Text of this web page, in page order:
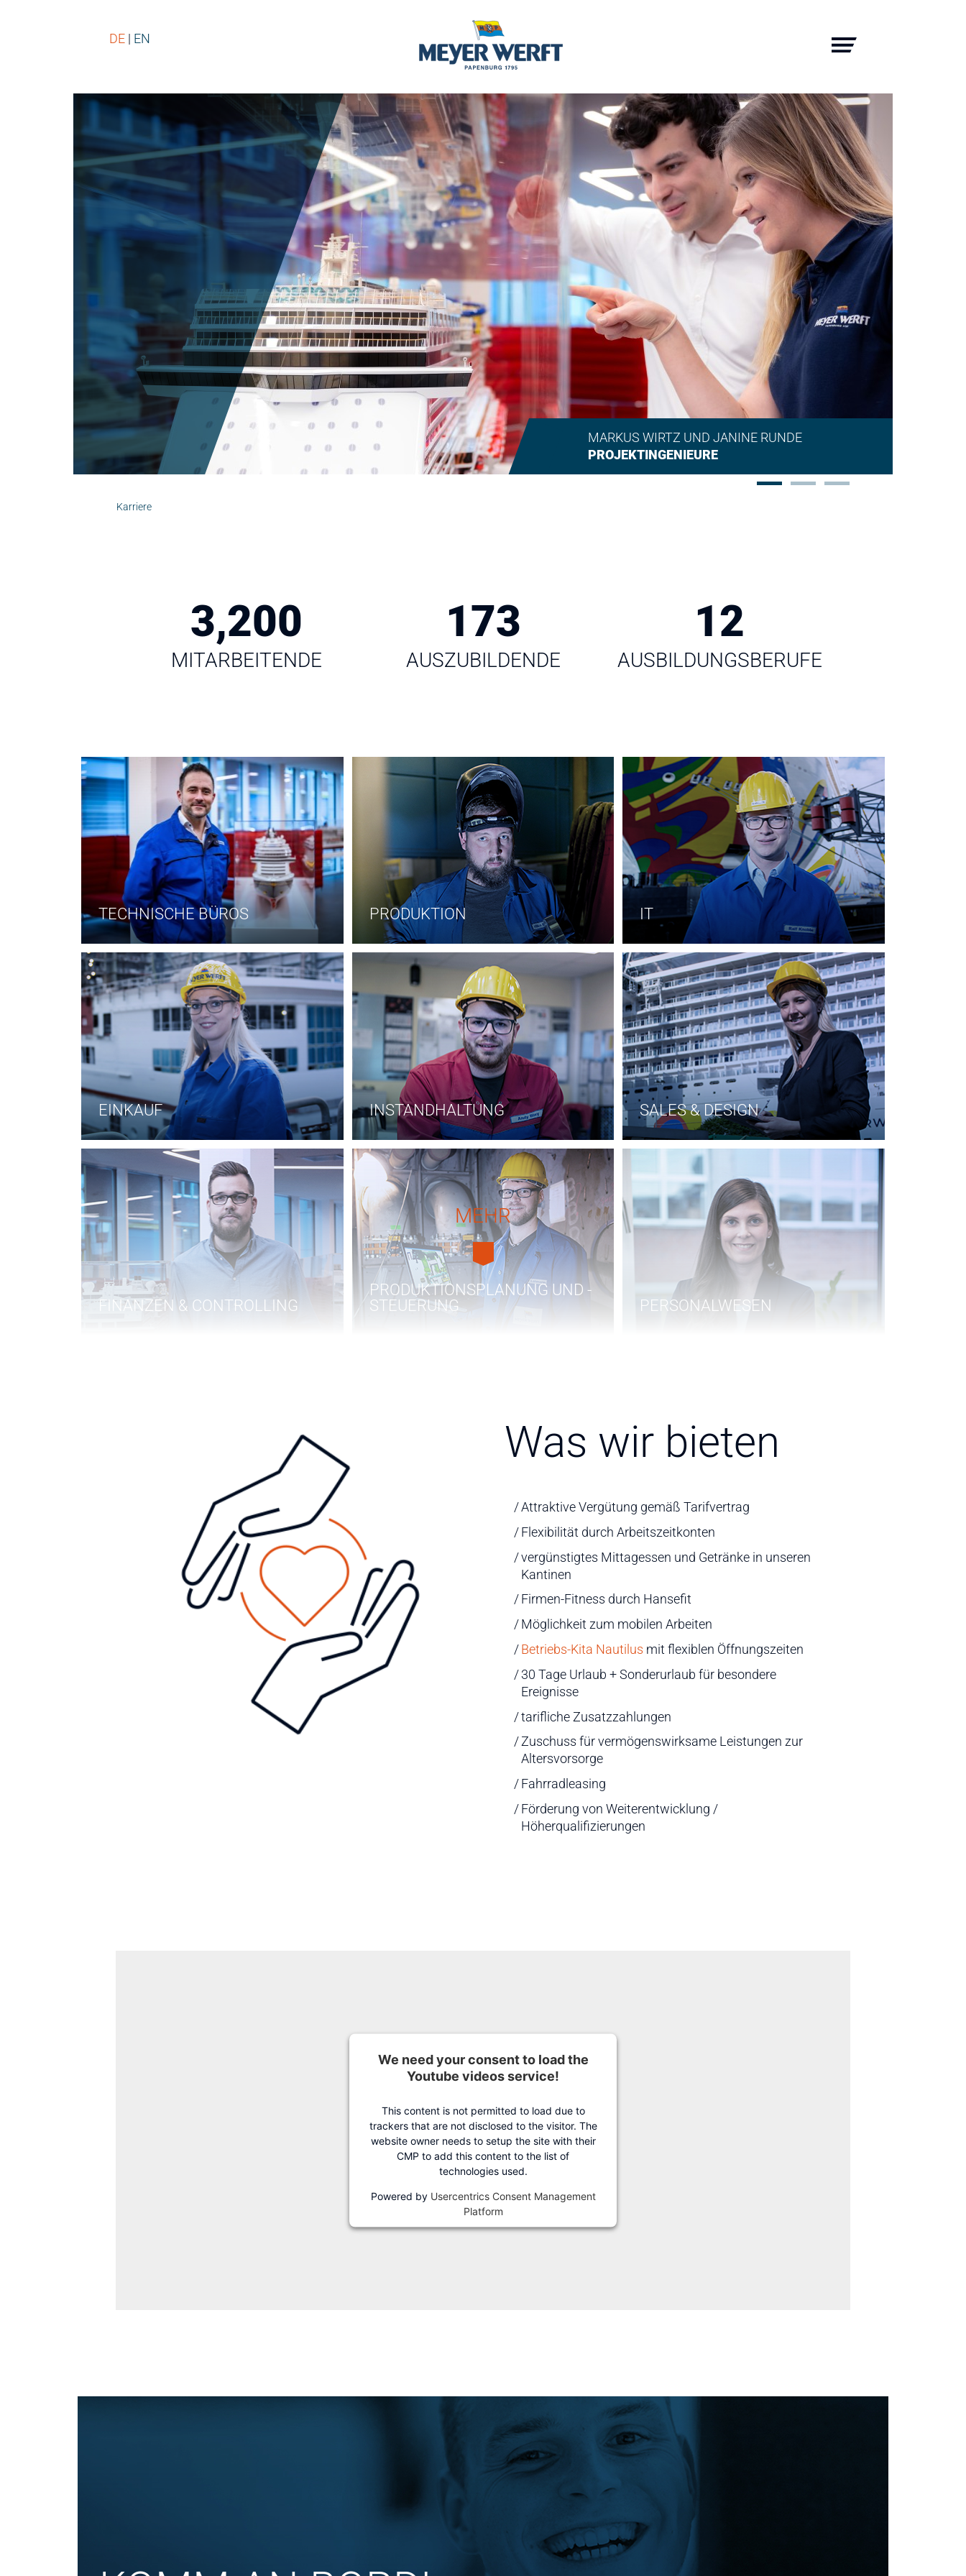
DE EN
MARKUS WIRTZ UND JANINE RUNDE
PROJEKTINGENIEURE
Karriere
3,200
MITARBEITENDE
173
AUSZUBILDENDE
12
AUSBILDUNGSBERUFE
TECHNISCHE BÜROS PRODUKTION IT
EINKAUF INSTANDHALTUNG SALES & DESIGN
FINANZEN & CONTROLLING
PRODUKTIONSPLANUNG UND -
STEUERUNG
PERSONALWESEN
QUALITÄTSMANAGEMENT
UND ADMINISTRATION
PROJEKTMANAGEMENT
MEHR
Was wir bieten
Attraktive Vergütung gemäß Tarifvertrag
Flexibilität durch Arbeitszeitkonten
vergünstigtes Mittagessen und Getränke in unseren
Kantinen
Firmen-Fitness durch Hansefit
Möglichkeit zum mobilen Arbeiten
Betriebs-Kita Nautilus mit flexiblen Öffnungszeiten
30 Tage Urlaub + Sonderurlaub für besondere
Ereignisse
tarifliche Zusatzzahlungen
Zuschuss für vermögenswirksame Leistungen zur
Altersvorsorge
Fahrradleasing
Förderung von Weiterentwicklung /
Höherqualifizierungen
We need your consent to load the
Youtube videos service!
This content is not permitted to load due to
trackers that are not disclosed to the visitor. The
website owner needs to setup the site with their
CMP to add this content to the list of
technologies used.
Powered by Usercentrics Consent Management
Platform